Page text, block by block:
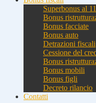
Superbonus al
Bonus
Bonus facciate
Bonus auto
Detrazioni fiscali
Cessione del
Bonus
Bonus mobili
Bonus figli
Decreto rilancio
Contatti